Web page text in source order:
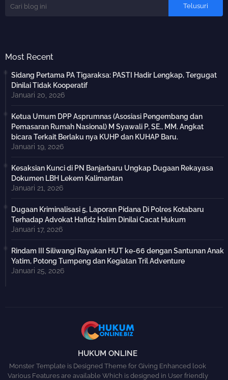
Most Recent
Sidang Pertama PA Tigaraksa: PASTI Hadir Lengkap, Tergugat
Dinilai Tidak Kooperatif
Januari 20, 2026
Ketua Umum DPP Asprumnas (Asosiasi Pengembang dan
Pemasaran Rumah Nasional) M Syawali P, SE., MM. Angkat
bicara Terkait Berlaku nya KUHP dan KUHAP Baru.
Januari 19, 2026
Kesaksian Kunci di PN Banjarbaru Ungkap Dugaan Rekayasa
Dokumen LBH Lekem Kalimantan
Januari 21, 2026
Dugaan Kriminalisasi 5, Laporan Pidana Di Polres Kotabaru
Terhadap Advokat Hafidz Halim Dinilai Cacat Hukum
Januari 17, 2026
Rindam III Siliwangi Rayakan HUT ke-66 dengan Santunan Anak
Yatim, Potong Tumpeng dan Kegiatan Tril Adventure
Januari 25, 2026
HUKUM ONLINE
Monster Template is Designed Theme for Giving Enhanced look
Various Features are available Which is designed in User friendly